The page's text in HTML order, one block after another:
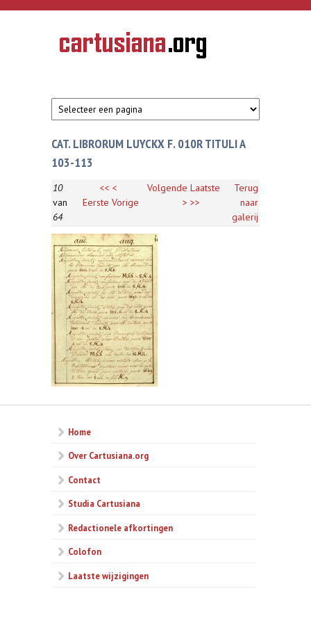
Overslaan en naar de inhoud gaan
CARTUSIANA
Geschiedenis
van de
CAT. LIBRORUM LUYCKX F. 010R TITULI A
103-113
10
van
64
<<
Eerste
<
Vorige
Volgende
>
Laatste
>>
Terug
naar
galerij
Home
Over Cartusiana.org
Contact
Studia Cartusiana
Redactionele afkortingen
Colofon
Laatste wijzigingen